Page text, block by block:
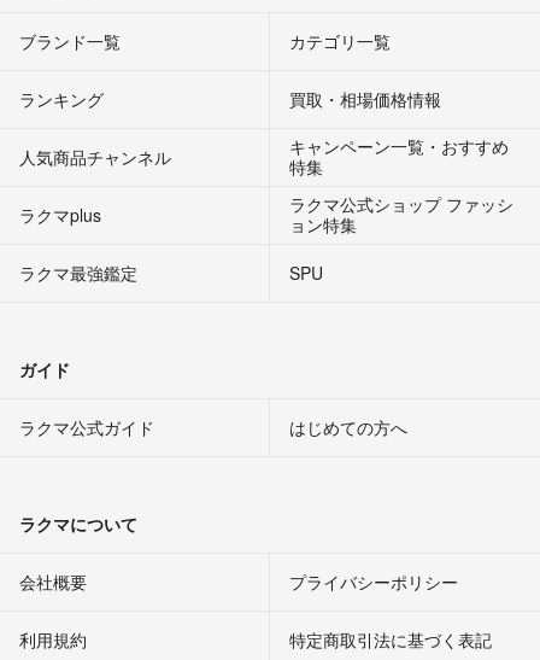
ブランド一覧 カテゴリ一覧
ランキング 買取・相場価格情報
人気商品チャンネル
キャンペーン一覧・おすすめ
特集
ラクマplus
ラクマ公式ショップ ファッシ
ョン特集
ラクマ最強鑑定
SPU
ガイド
ラクマ公式ガイド はじめての方へ
ラクマについて
会社概要 プライバシーポリシー
利用規約 特定商取引法に基づく表記